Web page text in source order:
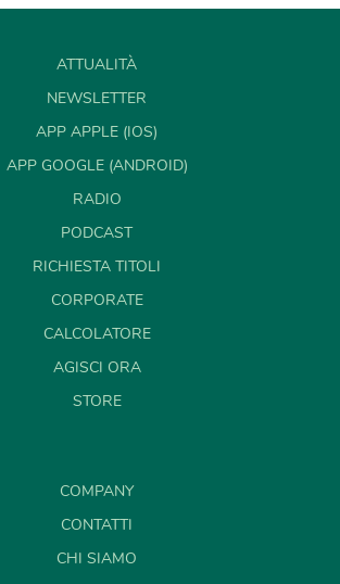
ATTUALITÀ
NEWSLETTER
APP APPLE (IOS)
APP GOOGLE (ANDROID)
RADIO
PODCAST
RICHIESTA TITOLI
CORPORATE
CALCOLATORE
AGISCI ORA
STORE
COMPANY
CONTATTI
CHI SIAMO